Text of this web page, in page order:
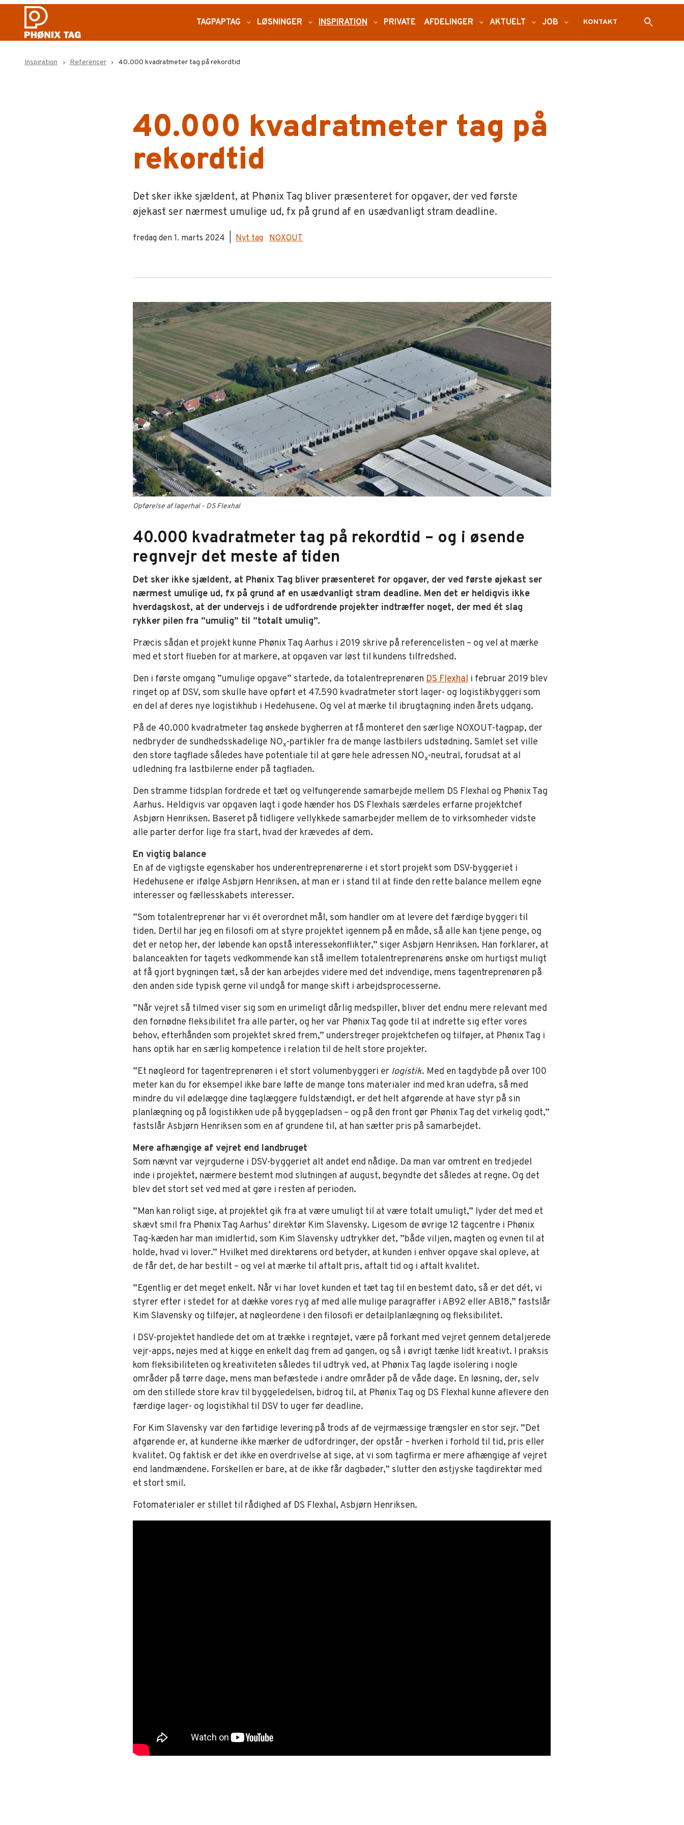
search
TAGPAPTAG expand_more LØSNINGER expand_more INSPIRATION expand_more PRIVATE AFDELINGER expand_more AKTUELT expand_more JOB expand_more KONTAKT
Inspiration navigate_next Referencer navigate_next 40.000 kvadratmeter tag på rekordtid
40.000 kvadratmeter tag på
rekordtid
Det sker ikke sjældent, at Phønix Tag bliver præsenteret for opgaver, der ved første
øjekast ser nærmest umulige ud, fx på grund af en usædvanligt stram deadline.
fredag den 1. marts 2024 Nyt tag NOXOUT
Opførelse af lagerhal - DS Flexhal
40.000 kvadratmeter tag på rekordtid – og i øsende
regnvejr det meste af tiden
Det sker ikke sjældent, at Phønix Tag bliver præsenteret for opgaver, der ved første øjekast ser
nærmest umulige ud, fx på grund af en usædvanligt stram deadline. Men det er heldigvis ikke
hverdagskost, at der undervejs i de udfordrende projekter indtræffer noget, der med ét slag
rykker pilen fra ”umulig” til ”totalt umulig”.
Præcis sådan et projekt kunne Phønix Tag Aarhus i 2019 skrive på referencelisten – og vel at mærke
med et stort flueben for at markere, at opgaven var løst til kundens tilfredshed.
Den i første omgang ”umulige opgave” startede, da totalentreprenørenDS Flexhali februar 2019 blev
ringet op af DSV, som skulle have opført et 47.590 kvadratmeter stort lager- og logistikbyggeri som
en del af deres nye logistikhub i Hedehusene. Og vel at mærke til ibrugtagning inden årets udgang.
På de 40.000 kvadratmeter tag ønskede bygherren at få monteret den særlige NOXOUT-tagpap, der
nedbryder de sundhedsskadelige NOx-partikler fra de mange lastbilers udstødning. Samlet set ville
den store tagflade således have potentiale til at gøre hele adressen NOx-neutral, forudsat at al
udledning fra lastbilerne ender på tagfladen.
Den stramme tidsplan fordrede et tæt og velfungerende samarbejde mellem DS Flexhal og Phønix Tag
Aarhus. Heldigvis var opgaven lagt i gode hænder hos DS Flexhals særdeles erfarne projektchef
Asbjørn Henriksen. Baseret på tidligere vellykkede samarbejder mellem de to virksomheder vidste
alle parter derfor lige fra start, hvad der krævedes af dem.
En vigtig balance
En af de vigtigste egenskaber hos underentreprenørerne i et stort projekt som DSV-byggeriet i
Hedehusene er ifølge Asbjørn Henriksen, at man er i stand til at finde den rette balance mellem egne
interesser og fællesskabets interesser.
”Som totalentreprenør har vi ét overordnet mål, som handler om at levere det færdige byggeri til
tiden. Dertil har jeg en filosofi om at styre projektet igennem på en måde, så alle kan tjene penge, og
det er netop her, der løbende kan opstå interessekonflikter,” siger Asbjørn Henriksen. Han forklarer, at
balanceakten for tagets vedkommende kan stå imellem totalentreprenørens ønske om hurtigst muligt
at få gjort bygningen tæt, så der kan arbejdes videre med det indvendige, mens tagentreprenøren på
den anden side typisk gerne vil undgå for mange skift i arbejdsprocesserne.
”Når vejret så tilmed viser sig som en urimeligt dårlig medspiller, bliver det endnu mere relevant med
den fornødne fleksibilitet fra alle parter, og her var Phønix Tag gode til at indrette sig efter vores
behov, efterhånden som projektet skred frem,” understreger projektchefen og tilføjer, at Phønix Tag i
hans optik har en særlig kompetence i relation til de helt store projekter.
”Et nøgleord for tagentreprenøren i et stort volumenbyggeri er logistik. Med en tagdybde på over 100
meter kan du for eksempel ikke bare løfte de mange tons materialer ind med kran udefra, så med
mindre du vil ødelægge dine taglæggere fuldstændigt, er det helt afgørende at have styr på sin
planlægning og på logistikken ude på byggepladsen – og på den front gør Phønix Tag det virkelig godt,”
fastslår Asbjørn Henriksen som en af grundene til, at han sætter pris på samarbejdet.
Mere afhængige af vejret end landbruget
Som nævnt var vejrguderne i DSV-byggeriet alt andet end nådige. Da man var omtrent en tredjedel
inde i projektet, nærmere bestemt mod slutningen af august, begyndte det således at regne. Og det
blev det stort set ved med at gøre i resten af perioden.
”Man kan roligt sige, at projektet gik fra at være umuligt til at være totalt umuligt,” lyder det med et
skævt smil fra Phønix Tag Aarhus’ direktør Kim Slavensky. Ligesom de øvrige 12 tagcentre i Phønix
Tag-kæden har man imidlertid, som Kim Slavensky udtrykker det, ”både viljen, magten og evnen til at
holde, hvad vi lover.” Hvilket med direktørens ord betyder, at kunden i enhver opgave skal opleve, at
de får det, de har bestilt – og vel at mærke til aftalt pris, aftalt tid og i aftalt kvalitet.
”Egentlig er det meget enkelt. Når vi har lovet kunden et tæt tag til en bestemt dato, så er det dét, vi
styrer efter i stedet for at dække vores ryg af med alle mulige paragraffer i AB92 eller AB18,” fastslår
Kim Slavensky og tilføjer, at nøgleordene i den filosofi er detailplanlægning og fleksibilitet.
I DSV-projektet handlede det om at trække i regntøjet, være på forkant med vejret gennem detaljerede
vejr-apps, nøjes med at kigge en enkelt dag frem ad gangen, og så i øvrigt tænke lidt kreativt. I praksis
kom fleksibiliteten og kreativiteten således til udtryk ved, at Phønix Tag lagde isolering i nogle
områder på tørre dage, mens man befæstede i andre områder på de våde dage. En løsning, der, selv
om den stillede store krav til byggeledelsen, bidrog til, at Phønix Tag og DS Flexhal kunne aflevere den
færdige lager- og logistikhal til DSV to uger før deadline.
For Kim Slavensky var den førtidige levering på trods af de vejrmæssige trængsler en stor sejr. ”Det
afgørende er, at kunderne ikke mærker de udfordringer, der opstår – hverken i forhold til tid, pris eller
kvalitet. Og faktisk er det ikke en overdrivelse at sige, at vi som tagfirma er mere afhængige af vejret
end landmændene. Forskellen er bare, at de ikke får dagbøder,” slutter den østjyske tagdirektør med
et stort smil.
Fotomaterialer er stillet til rådighed af DS Flexhal, Asbjørn Henriksen.